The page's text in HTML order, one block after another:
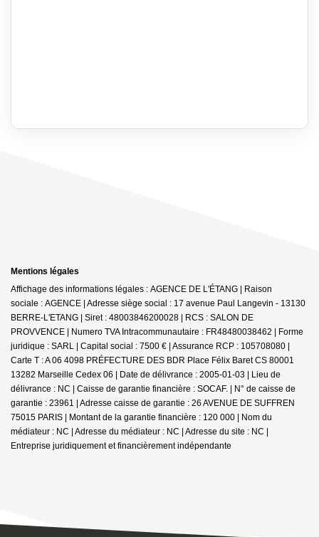
Mentions légales
Affichage des informations légales : AGENCE DE L'ÉTANG | Raison
sociale : AGENCE | Adresse siège social : 17 avenue Paul Langevin - 13130
BERRE-L'ETANG | Siret : 48003846200028 | RCS : SALON DE
PROVVENCE | Numero TVA Intracommunautaire : FR48480038462 | Forme
juridique : SARL | Capital social : 7500 € | Assurance RCP : 105708080 |
Carte T : A 06 4098 PRÉFECTURE DES BDR Place Félix Baret CS 80001
13282 Marseille Cedex 06 | Date de délivrance : 2005-01-03 | Lieu de
délivrance : NC | Caisse de garantie financière : SOCAF. | N° de caisse de
garantie : 23961 | Adresse caisse de garantie : 26 AVENUE DE SUFFREN
75015 PARIS | Montant de la garantie financière : 120 000 | Nom du
médiateur : NC | Adresse du médiateur : NC | Adresse du site : NC |
Entreprise juridiquement et financièrement indépendante